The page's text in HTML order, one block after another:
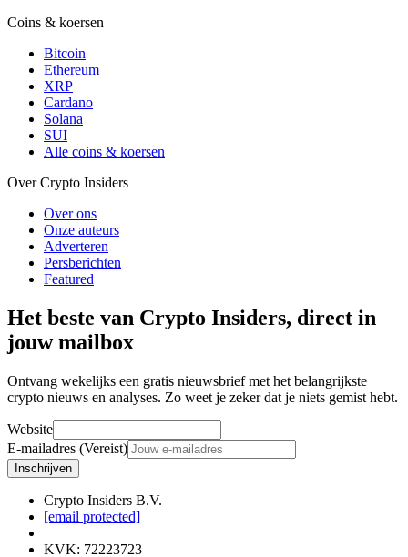
Coins & koersen
Bitcoin
Ethereum
XRP
Cardano
Solana
SUI
Alle coins & koersen
Over Crypto Insiders
Over ons
Onze auteurs
Adverteren
Persberichten
Featured
Het beste van Crypto Insiders, direct in
jouw mailbox
Ontvang wekelijks een gratis nieuwsbrief met het belangrijkste
crypto nieuws en analyses. Zo weet je zeker dat je niets gemist hebt.
Website
E-mailadres (Vereist)
Inschrijven
Crypto Insiders B.V.
[email protected]
KVK: 72223723